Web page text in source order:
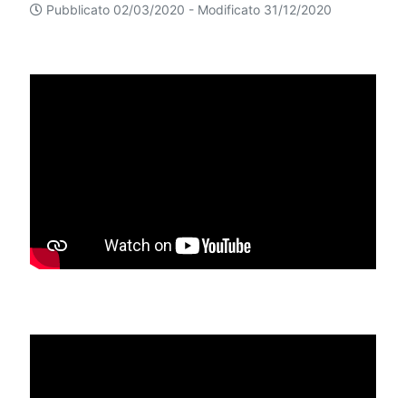
Pubblicato 02/03/2020 - Modificato 31/12/2020